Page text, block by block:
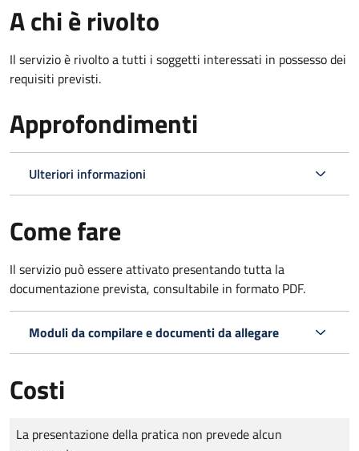
A chi è rivolto
Il servizio è rivolto a tutti i soggetti interessati in possesso dei
requisiti previsti.
Approfondimenti
Ulteriori informazioni
Come fare
Il servizio può essere attivato presentando tutta la
documentazione prevista, consultabile in formato PDF.
Moduli da compilare e documenti da allegare
Costi
Tipo di pagamento
Importo
La presentazione della pratica non prevede alcun